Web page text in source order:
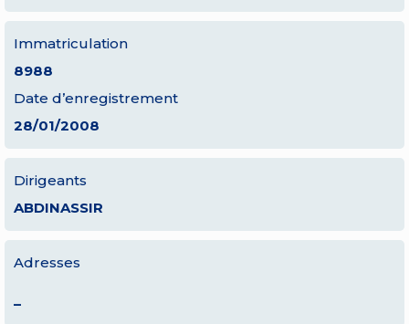
Immatriculation
8988
Date d’enregistrement
28/01/2008
Dirigeants
ABDINASSIR
Adresses
–